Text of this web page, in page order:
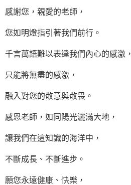
感謝您，親愛的老師，
您如明燈指引著我們前行。
千言萬語難以表達我們內心的感激，
只能將無盡的感激，
融入對您的敬意與敬畏。
感恩老師，如同陽光灑滿大地，
讓我們在這知識的海洋中，
不斷成長、不斷進步。
願您永遠健康、快樂，